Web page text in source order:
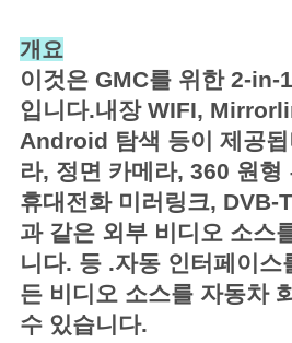
사
이
트
맵
PRIVACY
POLICY
개요
이것은 GMC를 위한 2-in-
입니다.내장 WIFI,
Android 탐색 등이 제공됩
라, 정면 카메라, 360 원형
휴대전화 미러링크, DVB-
과 같은 외부 비디오 소스
니다. 등 .자동 인터페이스
든 비디오 소스를 자동차
수 있습니다.